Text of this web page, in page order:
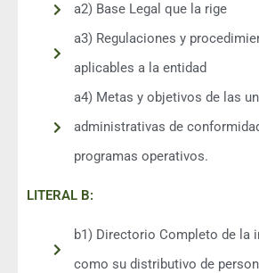
a2) Base Legal que la rige
a3) Regulaciones y
aplicables a la entidad
a4) Metas y objetivos de las
administrativas de
programas operativos.
LITERAL B:
b1) Directorio Completo de la
como su distributivo de